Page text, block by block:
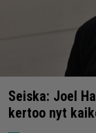
Seiska: Joel
kertoo nyt